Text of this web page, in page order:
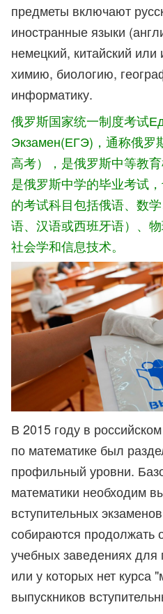
предметы включают
иностранные языки
немецкий, китайский или
химию, биологию,
информатику.
俄罗斯国家统一制度考试
Экзамен(ЕГЭ)，通称俄罗
高考），是俄罗斯中等教
是俄罗斯中学的毕业考试
的考试科目包括俄语、数
语、汉语或西班牙语）、
社会学和信息技术。
В 2015 году в
по математике был
профильный уровни.
математики необходим
вступительных
собираются продолжать
учебных заведениях
или у которых нет курса
выпускников